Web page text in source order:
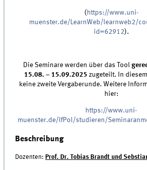
( https://www.uni-
muenster.de/LearnWeb/learnweb2/
id=62912).
Die Seminare werden über das Tool
15.08. – 15.09.2025 zugeteilt. In
keine zweite Vergaberunde. Weitere
hier:
https://www.uni-
muenster.de/IfPol/studieren/
Beschreibung
Dozenten: Prof. Dr. Tobias Brandt und